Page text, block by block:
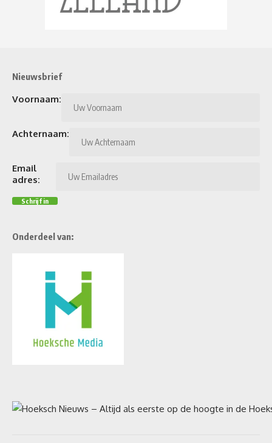
Nieuwsbrief
Voornaam:
Achternaam:
Email
adres:
Onderdeel van: